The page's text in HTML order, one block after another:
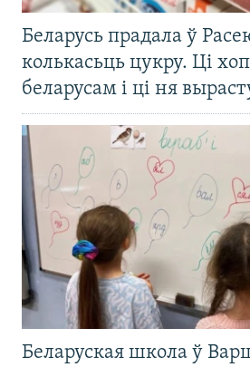
Беларусь прадала ў
колькасьць цукру. Ці
беларусам і ці ня
Беларуская школа ў